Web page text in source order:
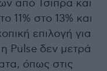
από Τσίπρα και
11% στο 13% και
επιλογή για
Pulse δεν μετρά
όπως στις